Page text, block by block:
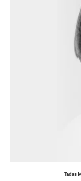
Tadas